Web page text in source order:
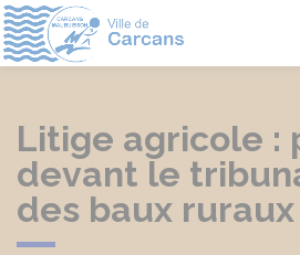
Litige agricole :
devant le
des baux ruraux